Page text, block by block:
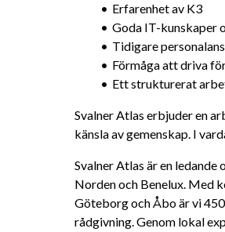
Erfarenhet av K3
Goda IT-kunskaper
Tidigare
Förmåga att driva
Ett strukturerat
Svalner Atlas erbjuder en
känsla av gemenskap. I
Svalner Atlas är en
Norden och Benelux. Med
Göteborg och Åbo är vi
rådgivning. Genom lokal